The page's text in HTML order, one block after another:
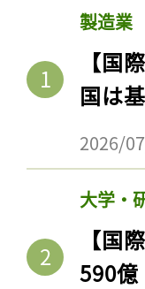
製造業
【国
国は
2026/
大学・
【国
590